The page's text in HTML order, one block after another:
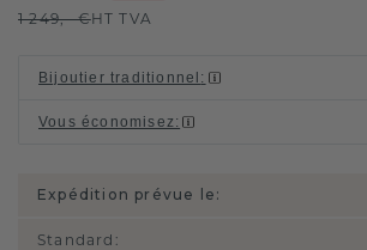
1 249,- €HT TVA
Bijoutier traditionnel :
Vous économisez:
Expédition prévue le:
Standard :